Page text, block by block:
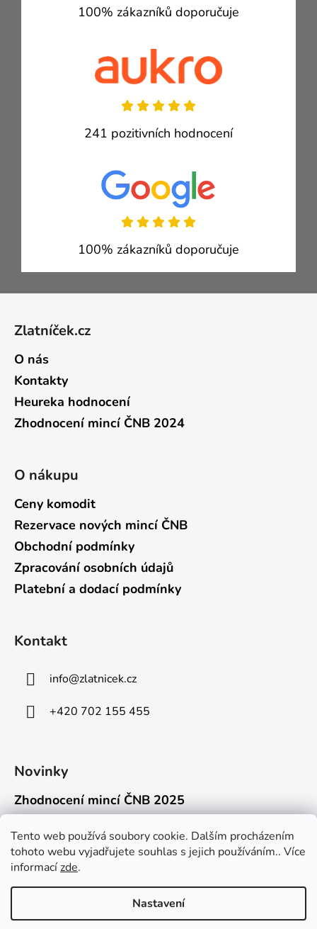
Tento web používá soubory cookie. Dalším procházením
tohoto webu vyjadřujete souhlas s jejich používáním.. Více
informacízde.
Nastavení
100% zákazníků doporučuje
241 pozitivních hodnocení
100% zákazníků doporučuje
Zlatníček.cz
O nás
Kontakty
Heureka hodnocení
Zhodnocení mincí ČNB 2024
O nákupu
Ceny komodit
Rezervace nových mincí ČNB
Obchodní podmínky
Zpracování osobních údajů
Platební a dodací podmínky
Kontakt
info@zlatnicek.cz
+420 702 155 455
Novinky
Zhodnocení mincí ČNB 2025
Připravili jsme pro vás jednoduchý a př...
Mýty o přepravě zlatých mincí mimo EU
Kdo někdy držel v ruce zlatou minci Wie...